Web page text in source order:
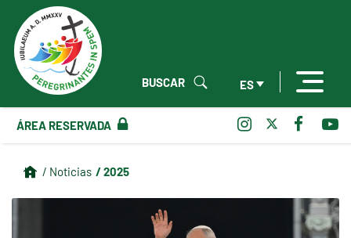
ES
BUSCAR
ÁREA RESERVADA
/ Noticias / 2025